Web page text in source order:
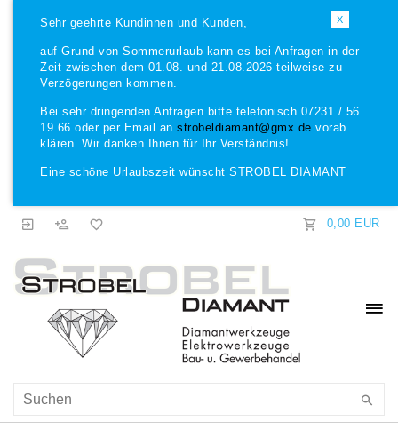
X
Sehr geehrte Kundinnen und Kunden,
auf Grund von Sommerurlaub kann es bei Anfragen in der
Zeit zwischen dem 01.08. und 21.08.2026 teilweise zu
Verzögerungen kommen.
Bei sehr dringenden Anfragen bitte telefonisch 07231 / 56
19 66 oder per Email an strobeldiamant@gmx.de vorab
klären. Wir danken Ihnen für Ihr Verständnis!
Eine schöne Urlaubszeit wünscht STROBEL DIAMANT
0,00 EUR